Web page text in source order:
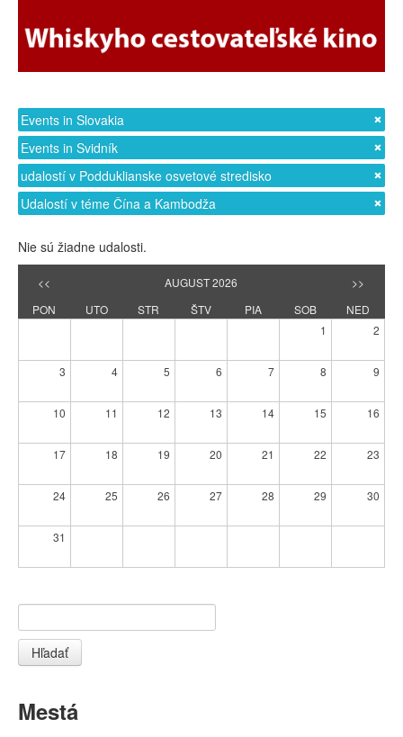
Events in Slovakia
Events in Svidník
udalostí v Podduklianske osvetové stredisko
Udalostí v téme Čína a Kambodža
Nie sú žiadne udalosti.
<< AUGUST 2026
>>
PON
UTO STR ŠTV PIA SOB
NED
1
2
3 4 5 6 7 8 9
10 11 12 13 14 15 16
17 18 19 20 21 22 23
24 25 26 27 28 29 30
31
Hľadať
Mestá